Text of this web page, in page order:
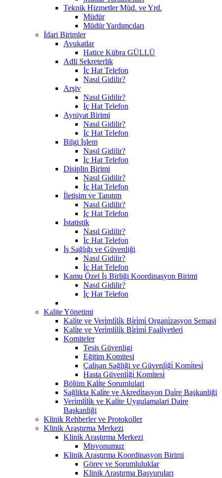
Teknik Hizmetler Müd. ve Yrd.
Müdür
Müdür Yardımcıları
İdari Birimler
Avukatlar
Hatice Kübra GÜLLÜ
Adli Sekreterlik
İç Hat Telefon
Nasıl Gidilir?
Arşiv
Nasıl Gidilir?
İç Hat Telefon
Ayniyat Birimi
Nasıl Gidilir?
İç Hat Telefon
Bilgi İşlem
Nasıl Gidilir?
İç Hat Telefon
Disiplin Birimi
Nasıl Gidilir?
İç Hat Telefon
İletişim ve Tanıtım
Nasıl Gidilir?
İç Hat Telefon
İstatistik
Nasıl Gidilir?
İç Hat Telefon
İş Sağlığı ve Güvenliği
Nasıl Gidilir?
İç Hat Telefon
Kamu Özel İş Birliği Koordinasyon Birimi
Nasıl Gidilir?
İç Hat Telefon
Kalite Yönetimi
Kali̇te ve Veri̇mli̇li̇k Bi̇ri̇mi̇ Organi̇zasyon Şemasi
Kali̇te ve Veri̇mli̇li̇k Bi̇ri̇mi̇ Faali̇yetleri̇
Komiteler
Tesis Güvenligi
Eğitim Komitesi
Çalişan Sağliği ve Güvenli̇ği̇ Komi̇tesi̇
Hasta Güvenli̇ği̇ Komi̇tesi̇
Bölüm Kali̇te Sorumlulari
Sağlikta Kali̇te ve Akredi̇tasyon Dai̇re Başkanliği
Veri̇mli̇li̇k ve Kali̇te Uygulamalari Dai̇re
Başkanliği
Klinik Rehberler ve Protokoller
Klinik Araştırma Merkezi
Klinik Araştırma Merkezi
Misyonumuz
Klinik Araştırma Koordinasyon Birimi
Görev ve Sorumluluklar
Klinik Araştırma Başvuruları